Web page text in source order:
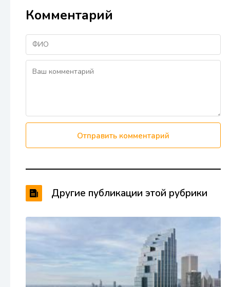
Комментарий
Отправить комментарий
Другие публикации этой рубрики